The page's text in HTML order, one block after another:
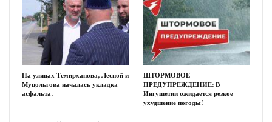
На улицах Темирханова, Лесной и
Муцольгова началась укладка
асфальта.
ШТОРМОВОЕ
ПРЕДУПРЕЖДЕНИЕ: В
Ингушетии ожидается резкое
ухудшение погоды!